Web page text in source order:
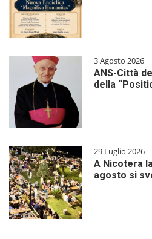
3 Agosto 2026
ANS-Città
della
29 Luglio 2026
A Nicotera
agosto si